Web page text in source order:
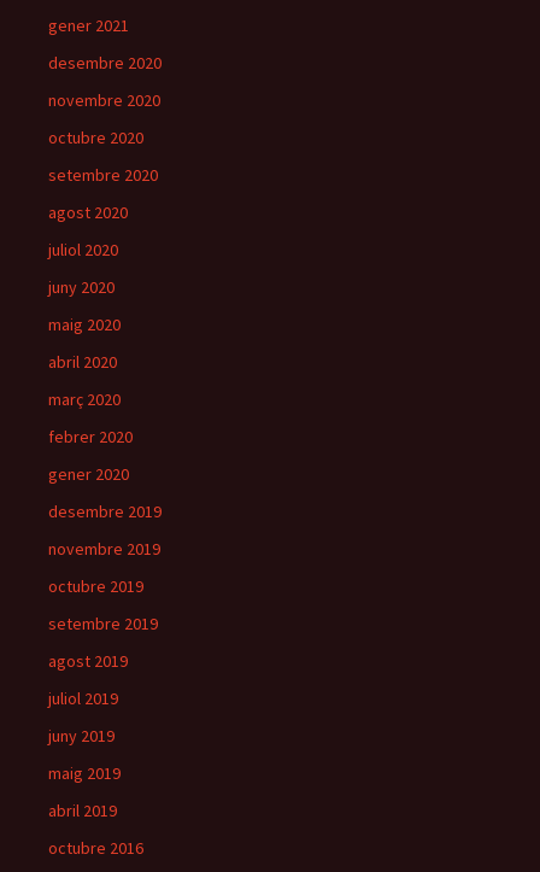
gener 2021
desembre 2020
novembre 2020
octubre 2020
setembre 2020
agost 2020
juliol 2020
juny 2020
maig 2020
abril 2020
març 2020
febrer 2020
gener 2020
desembre 2019
novembre 2019
octubre 2019
setembre 2019
agost 2019
juliol 2019
juny 2019
maig 2019
abril 2019
octubre 2016